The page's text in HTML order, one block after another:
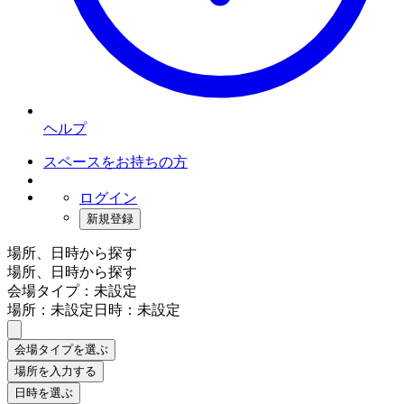
ヘルプ
スペースをお持ちの方
ログイン
新規登録
場所、日時から探す
場所、日時から探す
会場タイプ：未設定
場所：未設定日時：未設定
会場タイプを選ぶ
場所を入力する
日時を選ぶ